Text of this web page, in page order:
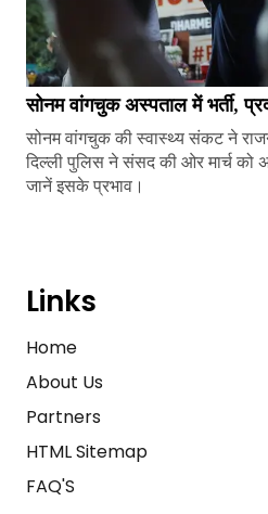
सोनम वांगचुक अस्पताल में भर्ती,
सोनम वांगचुक की स्वास्थ्य संकट ने
दिल्ली पुलिस ने संसद की ओर मार्च को
जानें इसके प्रभाव।
Links
Home
About Us
Partners
HTML Sitemap
FAQ'S